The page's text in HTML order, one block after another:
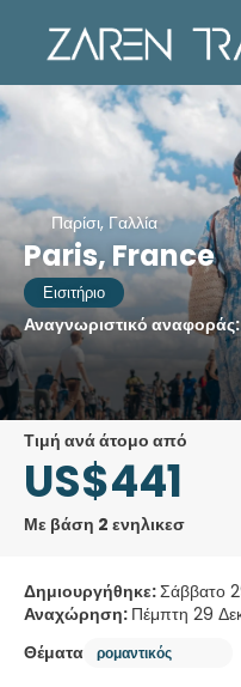
Παρίσι, Γαλλία
Paris, France
Εισιτήριο
Αναγνωριστικό
τιμή ανά άτομο από
US$441
Με βάση 2 ενηλικεσ
Δημιουργήθηκε:Σάββατο
Αναχώρηση: Πέμπτη 29
Θέματα
ρομαντικός